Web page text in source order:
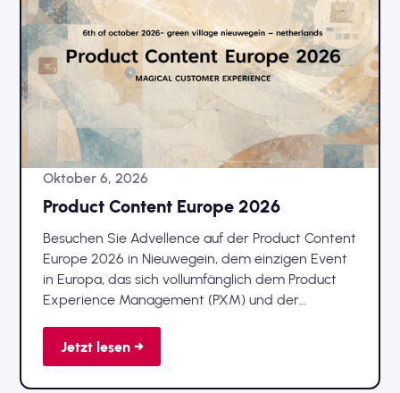
Oktober 6, 2026
Product Content Europe 2026
Besuchen Sie Advellence auf der Product Content
Europe 2026 in Nieuwegein, dem einzigen Event
in Europa, das sich vollumfänglich dem Product
Experience Management (PXM) und der
Jetzt lesen →